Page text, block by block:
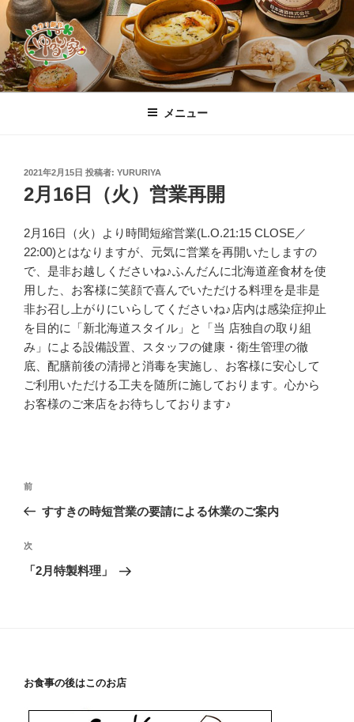
コ
ン
テ
ン
ツ
すすきの「手作り創作 ゆるり家」公
式ホームページ
素材から作りあげる創作料理の数々、定番から週、月替わりまで豊富に
ご用意！店主自慢の「グラタン」をはじめ、道産刺身ホタテをレアで焼
ます。尚、料理本来の味と香りを楽しんで頂くため、店内は全席禁煙と
しております♪
メニュー
投
稿
日:
2021年2月15日 投稿者: YURURIYA
2月16日（火）営業再開
2月16日（火）より時間短縮営業(L.O.21:15 CLOSE／
22:00)とはなりますが、元気に営業を再開いたしますの
で、是非お越しくださいね♪ふんだんに北海道産食材を使
用した、お客様に笑顔で喜んでいただける料理を是非是
非お召し上がりにいらしてくださいね♪店内は感染症抑止
を目的に「新北海道スタイル」と「当 店独自の取り組
み」による設備設置、スタッフの健康・衛生管理の徹
底、配膳前後の清掃と消毒を実施し、お客様に安心して
ご利用いただける工夫を随所に施しております。心から
お客様のご来店をお待ちしております♪
投
ビ
ゲ
過
去
投
稿
前
すすきの時短営業の要請による休業のご案内
次
の
次
「2月特製料理」
お食事の後はこのお店